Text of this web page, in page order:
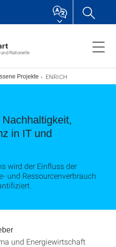
Rationelle
Projekte ENRICH
in IT und
wird der Einfluss der
und Ressourcenverbrauch
und Energiewirtschaft